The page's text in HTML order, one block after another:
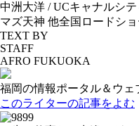
中洲大洋 / UCキャナルシ
マズ天神 他全国ロードショ
TEXT BY
STAFF
AFRO FUKUOKA
福岡の情報ポータル＆ウェ
このライターの記事をよむ